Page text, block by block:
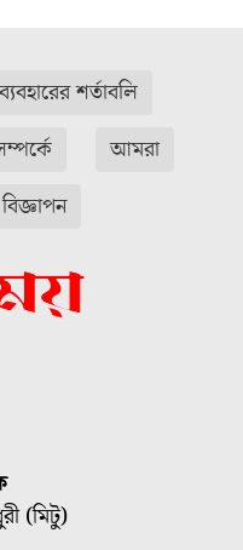
ব্যবহারের শর্তাবলি
আমরা
বিজ্ঞাপন
(মিটু)